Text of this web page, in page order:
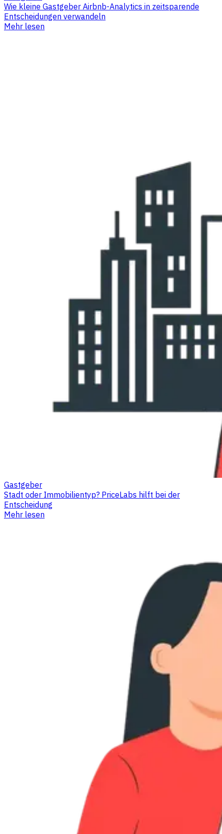
Wie kleine Gastgeber Airbnb-Analytics in zeitsparende
Entscheidungen verwandeln
Mehr lesen
Gastgeber
Stadt oder Immobilientyp? PriceLabs hilft bei der
Entscheidung
Mehr lesen